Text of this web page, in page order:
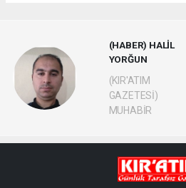
(HABER) HALİL
YORĞUN
(KIR'ATIM
GAZETESİ)
MUHABİR